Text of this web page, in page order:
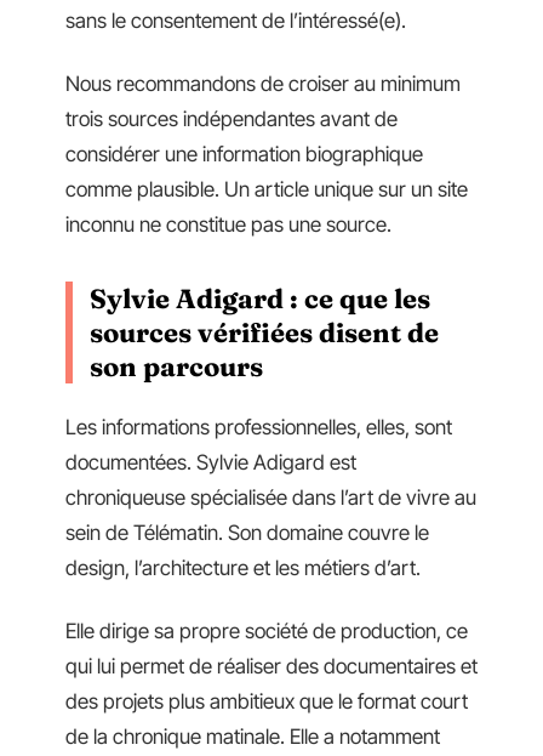
sans le consentement de l’intéressé(e).
Nous recommandons de croiser au minimum
trois sources indépendantes avant de
considérer une information biographique
comme plausible. Un article unique sur un site
inconnu ne constitue pas une source.
Sylvie Adigard : ce que les
sources vérifiées disent de
son parcours
Les informations professionnelles, elles, sont
documentées. Sylvie Adigard est
chroniqueuse spécialisée dans l’art de vivre au
sein de Télématin. Son domaine couvre le
design, l’architecture et les métiers d’art.
Elle dirige sa propre société de production, ce
qui lui permet de réaliser des documentaires et
des projets plus ambitieux que le format court
de la chronique matinale. Elle a notamment